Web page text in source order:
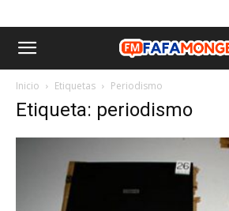
Inicio Etiquetas Periodismo
Etiqueta: periodismo